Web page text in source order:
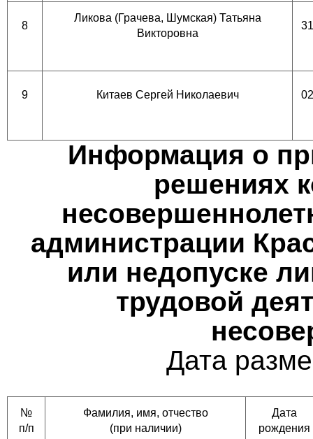
8
Ликова (Грачева, Шумская) Татьяна
Викторовна
9 Китаев Сергей Николаевич
Информация о
решениях
администрации
или недопуске
трудовой
Дата
№
п/п
Фамилия, имя, отчество
(при наличии)
Дата
рождения